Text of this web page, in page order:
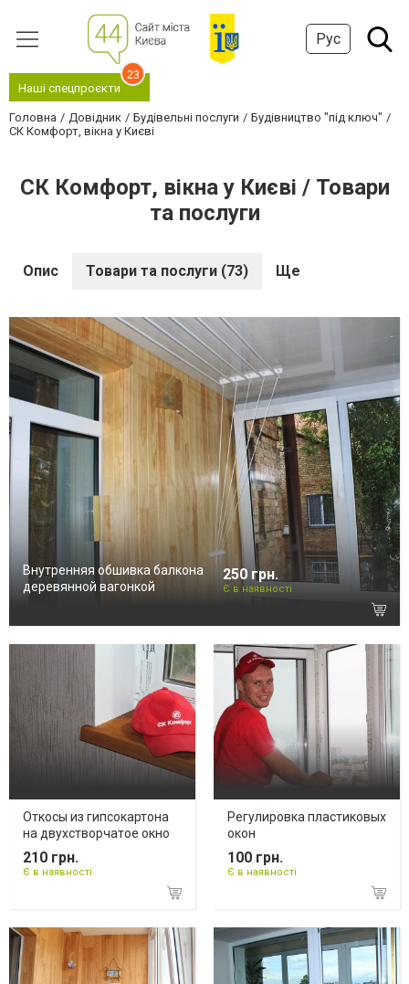
Рус
Наші спецпроєкти
23
Головна Довідник Будівельні послуги
Будівництво "під ключ"
СК Комфорт, вікна у Києві
СК Комфорт, вікна у Києві / Товари
та послуги
Опис Товари та послуги (73) Ще
Внутренняя обшивка балкона
деревянной вагонкой
250 грн.
Є в наявності
Откосы из гипсокартона
на двухстворчатое окно
210 грн.
Є в наявності
Регулировка пластиковых
окон
100 грн.
Є в наявності